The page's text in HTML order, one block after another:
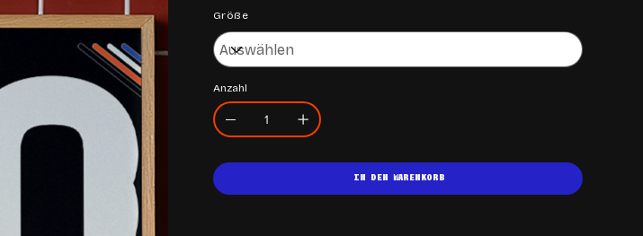
Größe
Anzahl
IN DEN WARENKORB